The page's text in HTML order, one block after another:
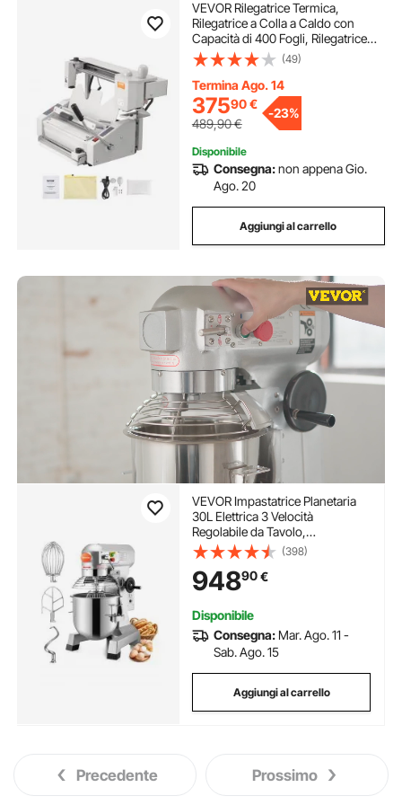
VEVOR Rilegatrice Termica,
Rilegatrice a Colla a Caldo con
Capacità di 400 Fogli, Rilegatrice
Termica per Libri Spessore
Rilegatura 50mm A3 (Lato
Corto)/A4/A5 Documenti Rilegatrice
Termica con Fresa
(49)
Termina Ago. 14
37590€
489,90€
-23%
Disponibile
Consegna:non appena Gio.
Ago. 20
Aggiungi al carrello
VEVOR Impastatrice Planetaria
30L Elettrica 3 Velocità
Regolabile da Tavolo,
Impastatrice Elettrica da Cucina
per Farina Uova Crema Carne
Ciotola 30L Velocità Regolabile,
Impastatrice Planetaria 1100W
(398)
94890€
Disponibile
Consegna: Mar. Ago. 11 -
Sab. Ago. 15
Aggiungi al carrello
Precedente Prossimo